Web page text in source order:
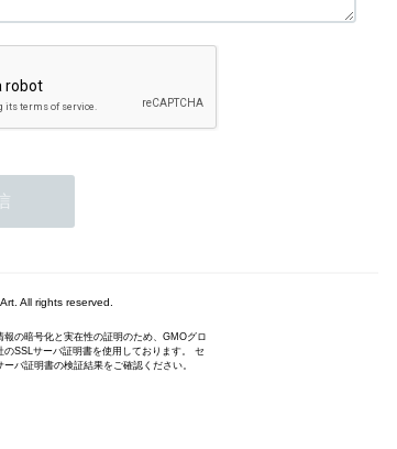
All rights reserved.
報の暗号化と実在性の証明のため、GMOグロ
のSSLサーバ証明書を使用しております。 セ
バ証明書の検証結果をご確認ください。